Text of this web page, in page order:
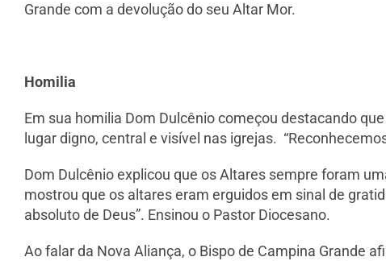
Grande com a devolução do seu Altar Mor.
Homilia
Em sua homilia Dom Dulcênio começou destacando
lugar digno, central e visível nas igrejas.
Dom Dulcênio explicou que os Altares sempre foram
mostrou que os altares eram erguidos em sinal de
absoluto de Deus”. Ensinou o Pastor Diocesano.
Ao falar da Nova Aliança, o Bispo de Campina Grande